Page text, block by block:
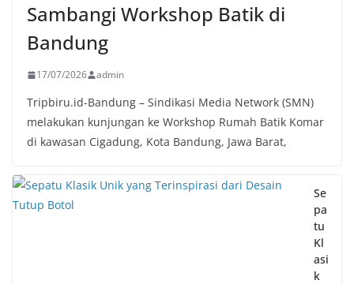
Sambangi Workshop Batik di
Bandung
17/07/2026 admin
Tripbiru.id-Bandung – Sindikasi Media Network (SMN)
melakukan kunjungan ke Workshop Rumah Batik Komar
di kawasan Cigadung, Kota Bandung, Jawa Barat,
Se
pa
tu
Kl
asi
k